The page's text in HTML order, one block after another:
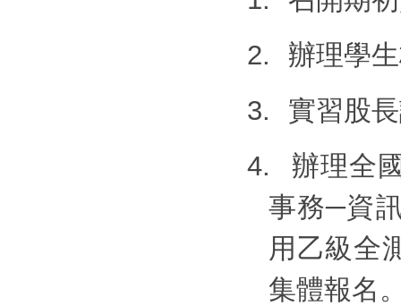
2. 辦理學
3. 實習股
4.
辦理全
事務─資
用乙級全
集體報名